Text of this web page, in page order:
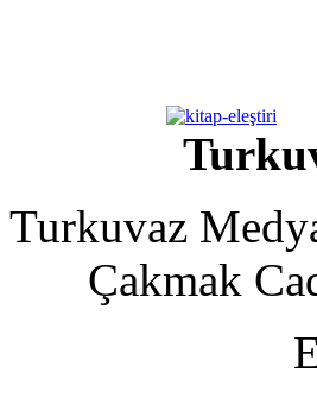
Turkuvaz
Çakmak